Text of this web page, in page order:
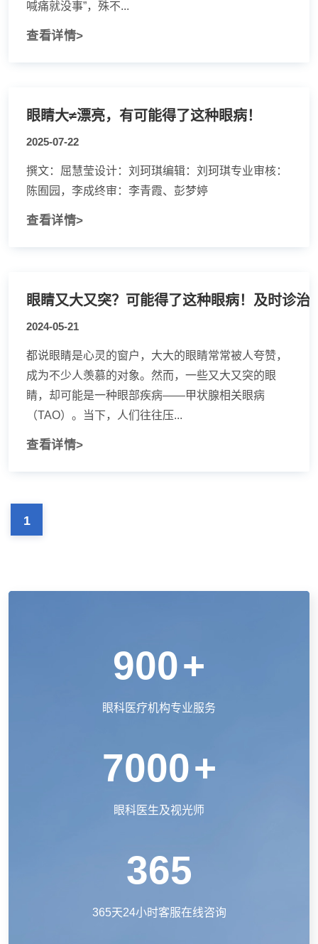
喊痛就没事”，殊不...
查看详情>
眼睛大≠漂亮，有可能得了这种眼病！
2025-07-22
撰文：屈慧莹设计：刘珂琪编辑：刘珂琪专业审核：
陈囿园，李成终审：李青霞、彭梦婷
查看详情>
眼睛又大又突？可能得了这种眼病！及时诊治
2024-05-21
都说眼睛是心灵的窗户，大大的眼睛常常被人夸赞，
成为不少人羡慕的对象。然而，一些又大又突的眼
睛，却可能是一种眼部疾病——甲状腺相关眼病
（TAO）。当下，人们往往压...
查看详情>
1
900+
眼科医疗机构专业服务
7000+
眼科医生及视光师
365
365天24小时客服在线咨询